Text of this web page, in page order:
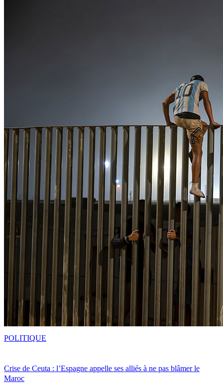
Crise de Ceuta : l’Espagne appelle ses alliés à ne pas blâmer le
Maroc
POLITIQUE